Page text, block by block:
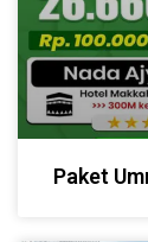
Paket